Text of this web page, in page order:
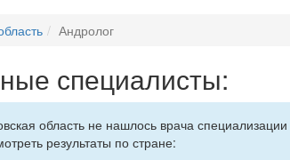
Андролог
специалисты:
область не нашлось врача
результаты по стране: